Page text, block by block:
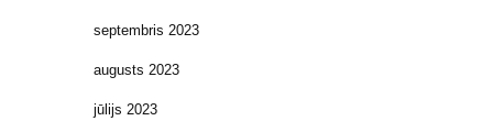
septembris 2023
augusts 2023
jūlijs 2023